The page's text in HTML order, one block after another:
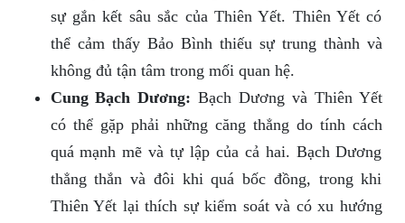
sự gắn kết sâu sắc của Thiên Yết. Thiên Yết có
thể cảm thấy Bảo Bình thiếu sự trung thành và
không đủ tận tâm trong mối quan hệ.
Cung Bạch Dương: Bạch Dương và Thiên Yết
có thể gặp phải những căng thẳng do tính cách
quá mạnh mẽ và tự lập của cả hai. Bạch Dương
thẳng thắn và đôi khi quá bốc đồng, trong khi
Thiên Yết lại thích sự kiểm soát và có xu hướng